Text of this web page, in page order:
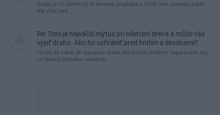
Dizajn je to nádherný, tá brezová preglejka a čisté línie vyzerajú super.
Ale vždy, keď…
Re: Toto je najväčší mýtus pri ošetrení dreva a môže vás
vyjsť draho. Ako ho ochrániť pred hnitím a škodcami?
clovek by cakal ze vysusene drahe drevo bolo predtym naparovane aby
sa zbavilo zarodkov skodcov...